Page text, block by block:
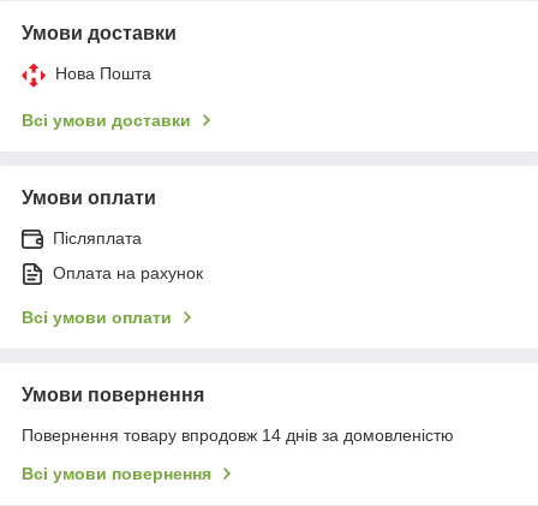
Умови доставки
Нова Пошта
Всі умови доставки
Умови оплати
Післяплата
Оплата на рахунок
Всі умови оплати
Умови повернення
Повернення товару впродовж 14 днів за домовленістю
Всі умови повернення